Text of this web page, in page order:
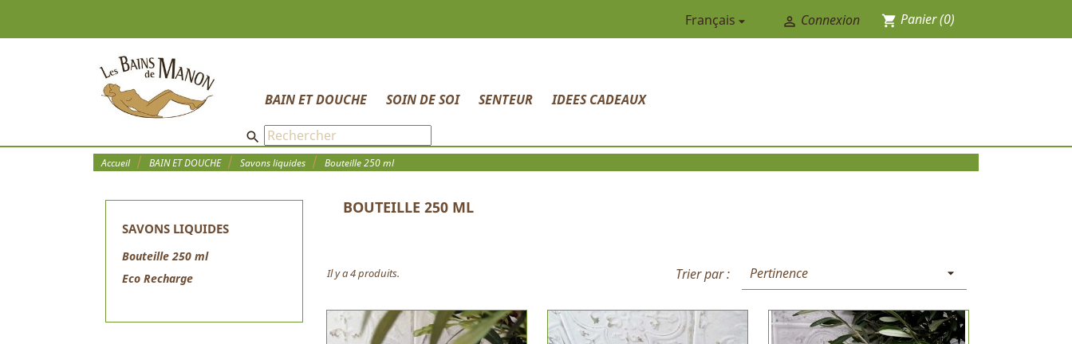
Français  Connexion shopping_cart Panier(0)
BAIN ET DOUCHE SOIN DE SOI SENTEUR IDEES CADEAUX
search
Accueil BAIN ET DOUCHE Savons liquides Bouteille 250 ml
SAVONS LIQUIDES
Bouteille 250 ml
Eco Recharge
BOUTEILLE 250 ML
Il y a 4 produits. Trier par : Pertinence 